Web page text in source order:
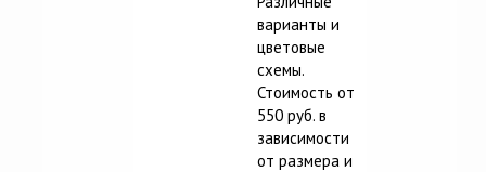
варианты и
цветовые
схемы.
Стоимость от
550 руб. в
зависимости
от размера и